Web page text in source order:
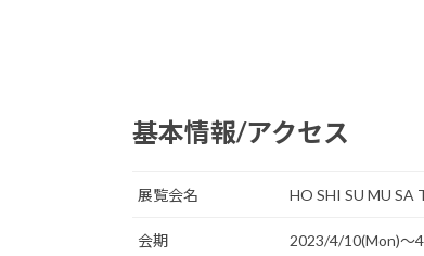
基本情報/アクセス
展覧会名 HO SHI SU MU SA
会期 2023/4/10(Mon)〜